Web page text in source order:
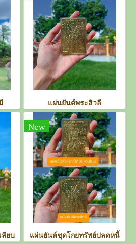
แผ่นยันต์พระสิวลี
ยบ
New
แผ่นยันต์ชุดโกยทรัพย์ปลดหนี้